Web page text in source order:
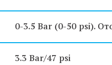
0-3.5 Bar (0-50 psi).
3.3 Bar/47 psi